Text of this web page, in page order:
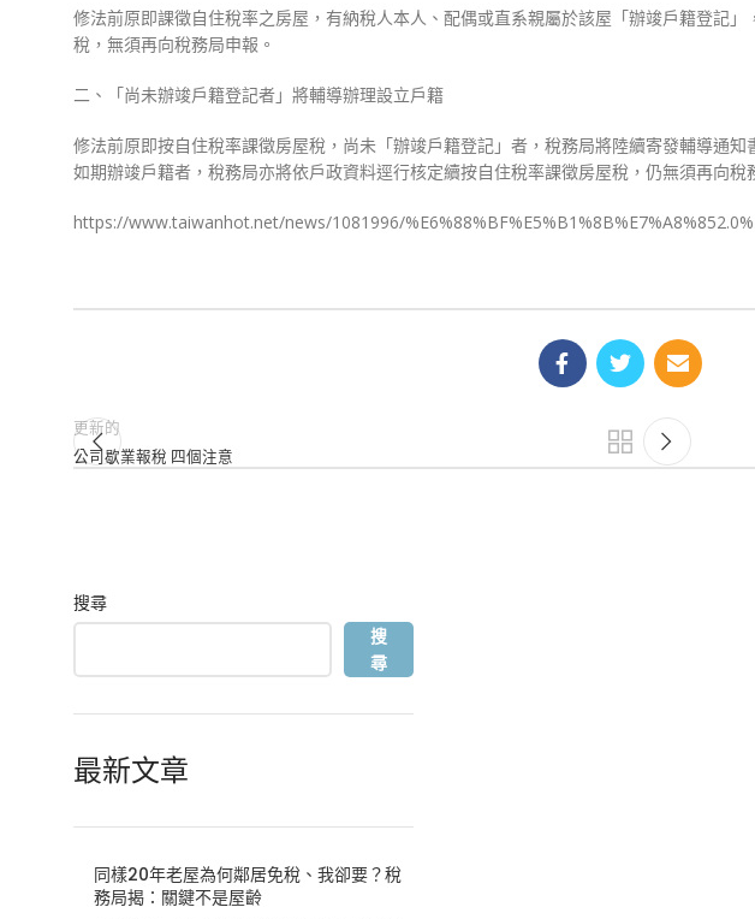
修法前原即課徵自住稅率之房屋，有納稅人本人、配偶或直系親屬於該屋「辦竣戶籍登記
稅，無須再向稅務局申報。
二、「尚未辦竣戶籍登記者」將輔導辦理設立戶籍
修法前原即按自住稅率課徵房屋稅，尚未「辦竣戶籍登記」者，稅務局將陸續寄發輔導通
如期辦竣戶籍者，稅務局亦將依戶政資料逕行核定續按自住稅率課徵房屋稅，仍無須再向稅
https://www.taiwanhot.net/news/1081996/
更新的
公司歇業報稅 四個注意
搜尋
搜
尋
最新文章
同樣20年老屋為何鄰居免稅、我卻要？稅
務局揭：關鍵不是屋齡